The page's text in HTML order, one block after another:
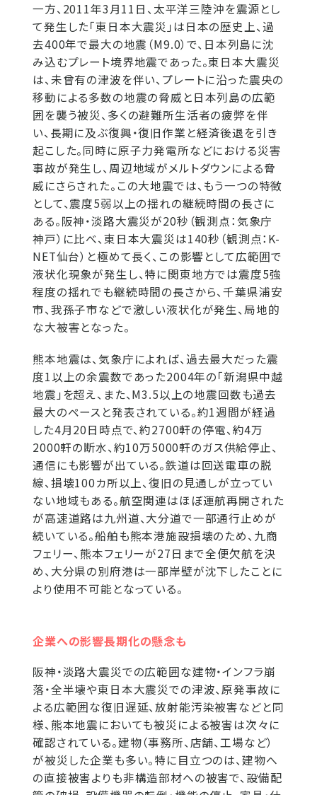
一方、2011年3月11日、太平洋三陸沖を震源とし
て発生した「東日本大震災」は日本の歴史上、過
去400年で最大の地震（M9.0）で、日本列島に沈
み込むプレート境界地震であった。東日本大震災
は、未曾有の津波を伴い、プレートに沿った震央の
移動による多数の地震の脅威と日本列島の広範
囲を襲う被災、多くの避難所生活者の疲弊を伴
い、長期に及ぶ復興・復旧作業と経済後退を引き
起こした。同時に原子力発電所などにおける災害
事故が発生し、周辺地域がメルトダウンによる脅
威にさらされた。この大地震では、もう一つの特徴
として、震度5弱以上の揺れの継続時間の長さに
ある。阪神・淡路大震災が20秒（観測点：気象庁
神戸）に比べ、東日本大震災は140秒（観測点：K-
NET仙台）と極めて長く、この影響として広範囲で
液状化現象が発生し、特に関東地方では震度5強
程度の揺れでも継続時間の長さから、千葉県浦安
市、我孫子市などで激しい液状化が発生、局地的
な大被害となった。
熊本地震は、気象庁によれば、過去最大だった震
度1以上の余震数であった2004年の「新潟県中越
地震」を超え、また、M3.5以上の地震回数も過去
最大のペースと発表されている。約1週間が経過
した4月20日時点で、約2700軒の停電、約4万
2000軒の断水、約10万5000軒のガス供給停止、
通信にも影響が出ている。鉄道は回送電車の脱
線、損壊100カ所以上、復旧の見通しが立ってい
ない地域もある。航空関連はほぼ運航再開された
が高速道路は九州道、大分道で一部通行止めが
続いている。船舶も熊本港施設損壊のため、九商
フェリー、熊本フェリーが27日まで全便欠航を決
め、大分県の別府港は一部岸壁が沈下したことに
より使用不可能となっている。
企業への影響長期化の懸念も
阪神・淡路大震災での広範囲な建物・インフラ崩
落・全半壊や東日本大震災での津波、原発事故に
よる広範囲な復旧遅延、放射能汚染被害などと同
様、熊本地震においても被災による被害は次々に
確認されている。建物（事務所、店舗、工場など）
が被災した企業も多い。特に目立つのは、建物へ
の直接被害よりも非構造部材への被害で、設備配